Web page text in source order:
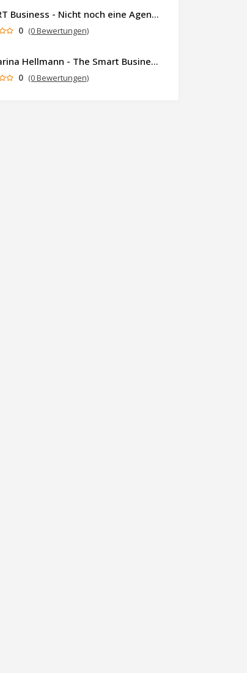
SMART Business - Nicht noch eine Agentur. Sondern ein Partner, der dein Business als Ganzes denkt.
0 (0 Bewertungen)
Katharina Hellmann - The Smart Business Coach
0 (0 Bewertungen)